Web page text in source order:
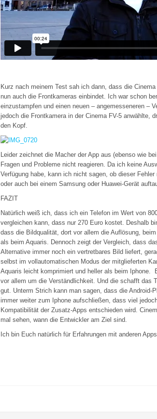
Kurz nach meinem Test sah ich dann, dass die
nun auch die Frontkameras einbindet. Ich war schon
einzustampfen und einen neuen – angemesseneren –
jedoch die Frontkamera in der Cinema FV-5 anwählte,
den Kopf.
Leider zeichnet die Macher der App aus (ebenso wie
Fragen und Probleme nicht reagieren. Da ich keine
Verfügung habe, kann ich nicht sagen, ob dieser
oder auch bei einem Samsung oder Huawei-Gerät
FAZIT
Natürlich weiß ich, dass ich ein Telefon im Wert von
vergleichen kann, dass nur 270 Euro kostet. Deshalb
dass die Bildqualität, dort vor allem die Auflösung,
als beim Aquaris. Dennoch zeigt der Vergleich, dass
Alternative immer noch ein vertretbares Bild liefert,
selbst im vollautomatischen Modus der mitglieferten
Aquaris leicht komprimiert und heller als beim Iphone.
vor allem um die Verständlichkeit. Und die schafft das
gut. Unterm Strich kann man sagen, dass die Android-
immer weiter zum Iphone aufschließen, dass viel
Kompatibilität der Zusatz-Apps entschieden wird.
mal sehen, wann die Entwickler am Ziel sind.
Ich bin Euch natürlich für Erfahrungen mit anderen